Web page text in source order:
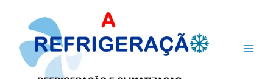
conteúdo